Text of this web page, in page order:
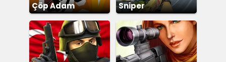
Çöp Adam
Vurmaca
Sniper